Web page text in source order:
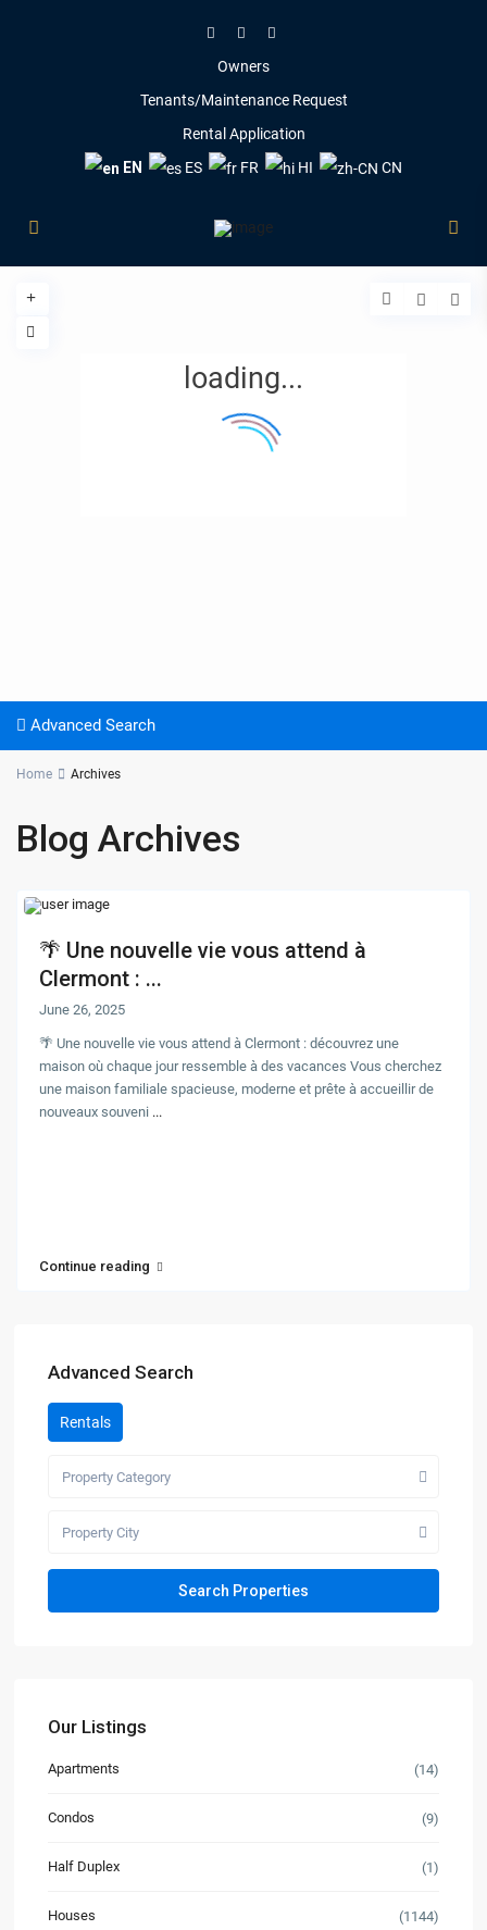
Owners
Tenants/Maintenance Request
Rental Application
EN
ES FR HI CN
loading...
Advanced Search
Home Archives
Blog Archives
🌴 Une nouvelle vie vous attend à
Clermont : ...
June 26, 2025
🌴 Une nouvelle vie vous attend à Clermont : découvrez une
maison où chaque jour ressemble à des vacances Vous cherchez
une maison familiale spacieuse, moderne et prête à accueillir de
nouveaux souveni ...
Continue reading
Advanced Search
Rentals
Property Category
Property City
Our Listings
Apartments (14)
Condos (9)
Half Duplex (1)
Houses (1144)